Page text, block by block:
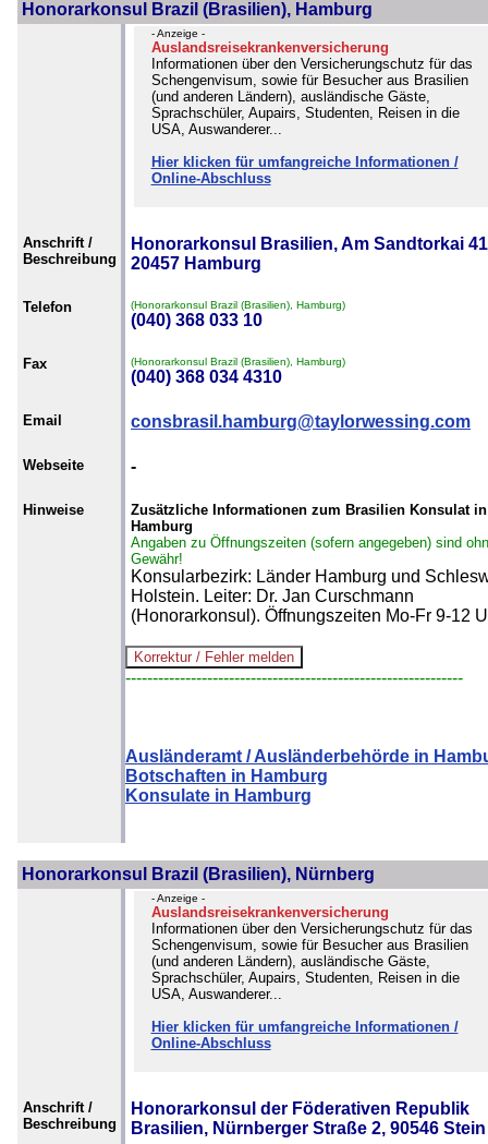
Honorarkonsul Brazil (Brasilien), Hamburg
- Anzeige -
Auslandsreisekrankenversicherung
Informationen über den Versicherungschutz für das
Schengenvisum, sowie für Besucher aus Brasilien
(und anderen Ländern), ausländische Gäste,
Sprachschüler, Aupairs, Studenten, Reisen in die
USA, Auswanderer...
Hier klicken für umfangreiche Informationen /
Online-Abschluss
Anschrift /
Beschreibung
Honorarkonsul Brasilien, Am Sandtorkai
20457 Hamburg
Telefon (Honorarkonsul Brazil (Brasilien), Hamburg)
(040) 368 033 10
Fax (Honorarkonsul Brazil (Brasilien), Hamburg)
(040) 368 034 4310
Email consbrasil.hamburg@taylorwessing.com
Webseite -
Hinweise
Zusätzliche Informationen zum Brasilien Konsulat in
Hamburg
Angaben zu Öffnungszeiten (sofern angegeben) sind
Gewähr!
Konsularbezirk: Länder Hamburg und
Holstein. Leiter: Dr. Jan Curschmann
(Honorarkonsul). Öffnungszeiten Mo-Fr 9-12
--------------------------------------------------------------
Ausländeramt / Ausländerbehörde in
Botschaften in Hamburg
Konsulate in Hamburg
Honorarkonsul Brazil (Brasilien), Nürnberg
- Anzeige -
Auslandsreisekrankenversicherung
Informationen über den Versicherungschutz für das
Schengenvisum, sowie für Besucher aus Brasilien
(und anderen Ländern), ausländische Gäste,
Sprachschüler, Aupairs, Studenten, Reisen in die
USA, Auswanderer...
Hier klicken für umfangreiche Informationen /
Online-Abschluss
Anschrift /
Beschreibung
Honorarkonsul der Föderativen Republik
Brasilien, Nürnberger Straße 2, 90546 Stein